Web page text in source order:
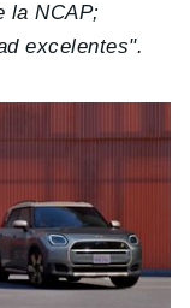
la NCAP;
excelentes".